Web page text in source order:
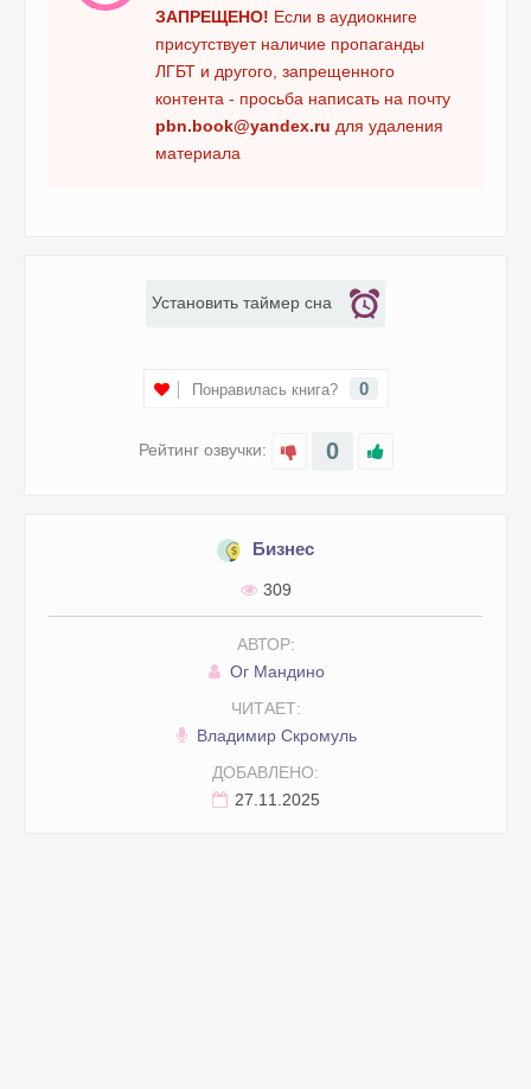
ЗАПРЕЩЕНО! Если в аудиокниге
присутствует наличие пропаганды
ЛГБТ и другого, запрещенного
контента - просьба написать на почту
pbn.book@yandex.ru для удаления
материала
Рейтинг озвучки: 0
Понравилась книга? 0
Установить таймер сна
Бизнес
309
АВТОР:
Ог Мандино
ЧИТАЕТ:
Владимир Скромуль
ДОБАВЛЕНО:
27.11.2025